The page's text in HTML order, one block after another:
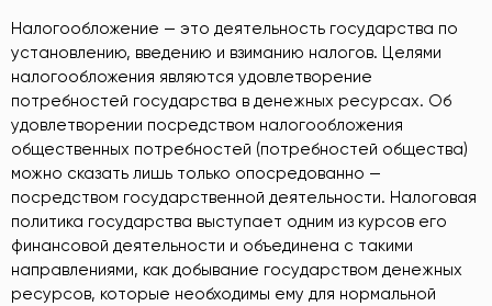
Налогообложение — это деятельность государства по
установлению, введению и взиманию налогов. Целями
налогообложения являются удовлетворение
потребностей государства в денежных ресурсах. Об
удовлетворении посредством налогообложения
общественных потребностей (потребностей общества)
можно сказать лишь только опосредованно —
посредством государственной деятельности. Налоговая
политика государства выступает одним из курсов его
финансовой деятельности и объединена с такими
направлениями, как добывание государством денежных
ресурсов, которые необходимы ему для нормальной